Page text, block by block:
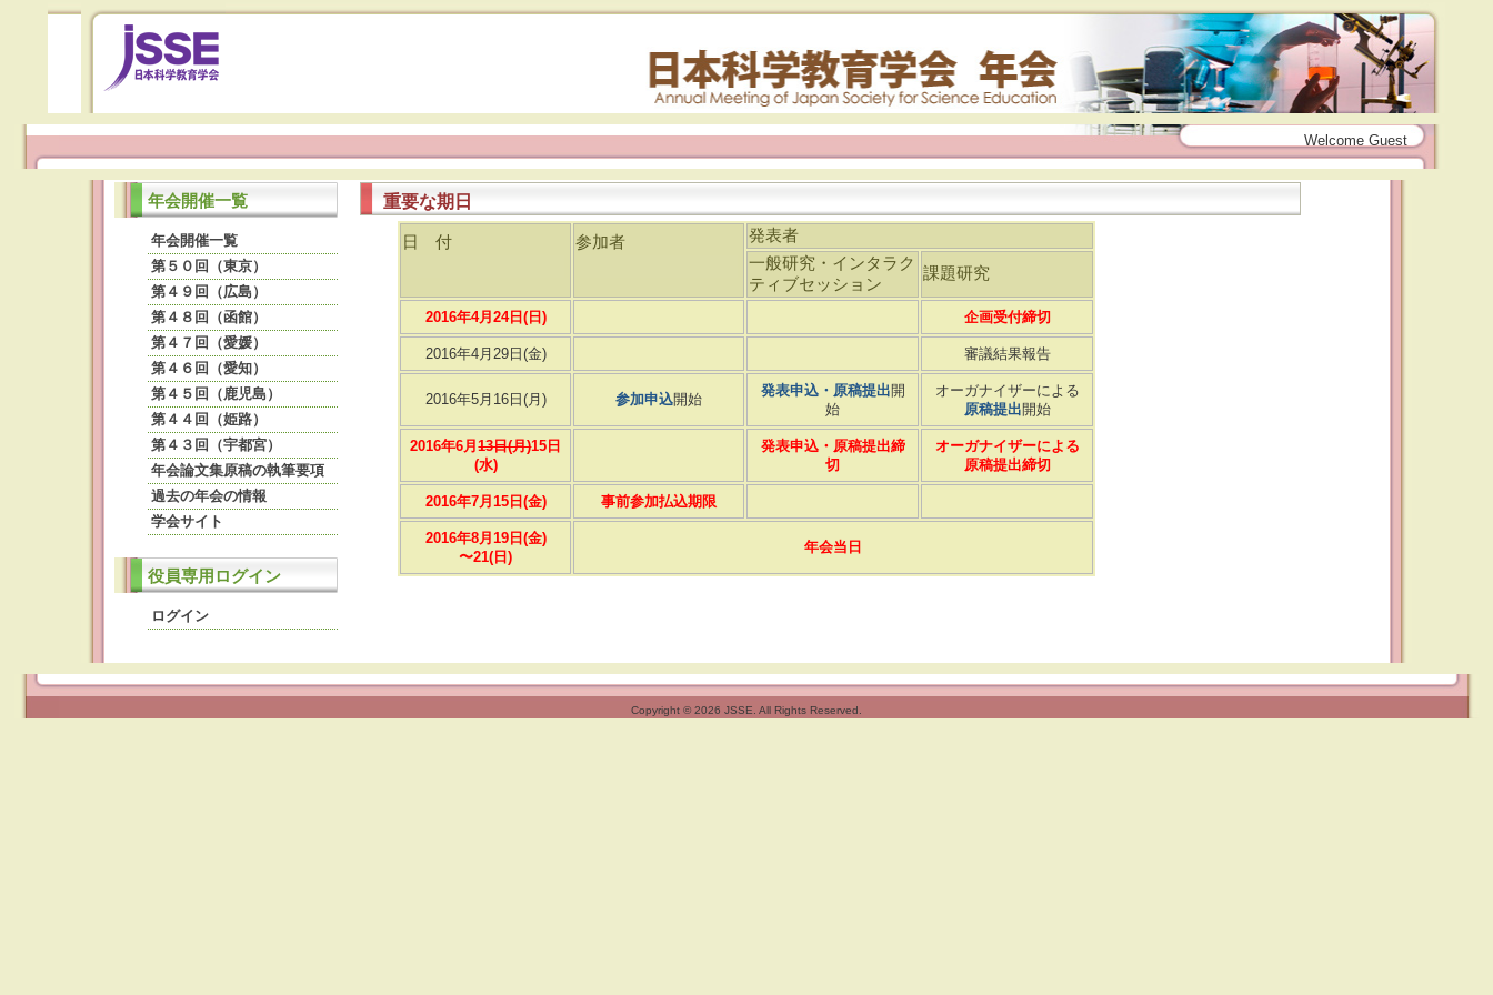
Welcome Guest
年会開催一覧
年会開催一覧
第５０回（東京）
第４９回（広島）
第４８回（函館）
第４７回（愛媛）
第４６回（愛知）
第４５回（鹿児島）
第４４回（姫路）
第４３回（宇都宮）
年会論文集原稿の執筆要項
過去の年会の情報
学会サイト
役員専用ログイン
ログイン
重要な期日
日 付 参加者
発表者
一般研究・インタラク
ティブセッション
課題研究
2016年4月24日(日) 企画受付締切
2016年4月29日(金) 審議結果報告
2016年5月16日(月) 参加申込開始
発表申込・原稿提出開
始
オーガナイザーによる
原稿提出開始
2016年6月13日(月)15日
(水)
発表申込・原稿提出締
切
オーガナイザーによる
原稿提出締切
2016年7月15日(金) 事前参加払込期限
2016年8月19日(金)
〜21(日)
年会当日
Copyright © 2026 JSSE. All Rights Reserved.